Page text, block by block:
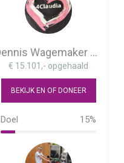
Dennis Wagemaker en Paul Grinwis
€ 15.101,- opgehaald
BEKIJK EN OF DONEER
Doel 15%
15%